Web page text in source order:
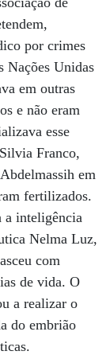
por crimes
Nações Unidas
em outras
e não eram
esse
Franco,
em
fertilizados.
a inteligência
Nelma Luz,
com
de vida. O
a realizar o
do embrião